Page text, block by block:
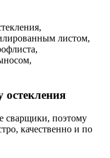
листом,
сварщики, поэтому
качественно и по